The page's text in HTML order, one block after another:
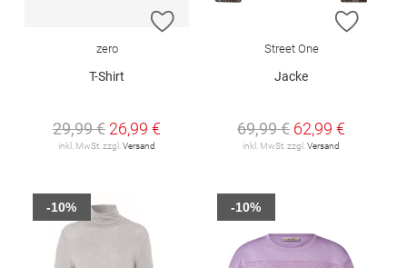
ZUR WUNSCHLISTE HINZUFÜGEN
zero
T-Shirt
29,99 € 26,99 €
inkl. MwSt. zzgl. Versand
ZUR
Street One
Jacke
69,99 € 62,99 €
inkl. MwSt. zzgl. Versand
-10% -10%